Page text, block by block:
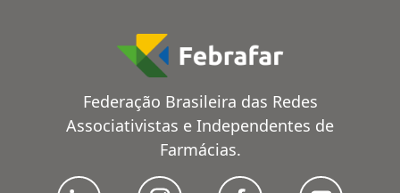
Federação Brasileira das Redes
Associativistas e Independentes de
Farmácias.